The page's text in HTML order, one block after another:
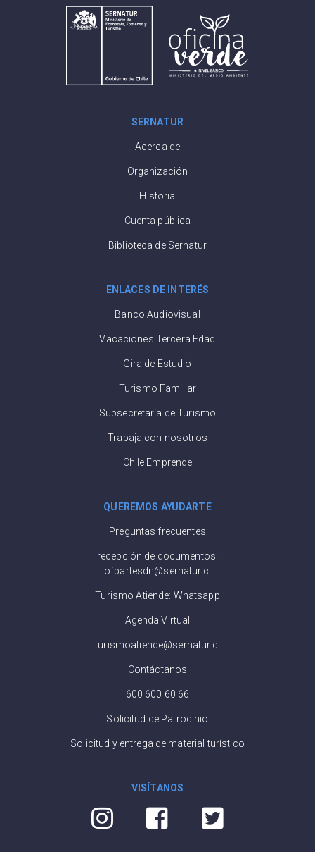
SERNATUR
Acerca de
Organización
Historia
Cuenta pública
Biblioteca de Sernatur
ENLACES DE INTERÉS
Banco Audiovisual
Vacaciones Tercera Edad
Gira de Estudio
Turismo Familiar
Subsecretaría de Turismo
Trabaja con nosotros
Chile Emprende
QUEREMOS AYUDARTE
Preguntas frecuentes
recepción de documentos:
ofpartesdn@sernatur.cl
Turismo Atiende: Whatsapp
Agenda Virtual
turismoatiende@sernatur.cl
Contáctanos
600 600 60 66
Solicitud de Patrocinio
Solicitud y entrega de material turístico
VISÍTANOS